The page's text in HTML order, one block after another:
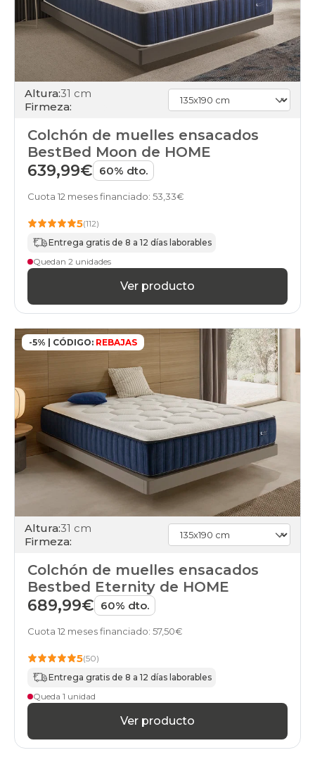
Altura:31 cm
Firmeza:
Colchón de muelles ensacados
BestBed Moon de HOME
639,99€ 60% dto.
Cuota 12 meses financiado: 53,33€
5(112)
Entrega gratis de 8 a 12 días laborables
Quedan 2 unidades
Ver producto
-5% | CÓDIGO: REBAJAS
Altura:31 cm
Firmeza:
Colchón de muelles ensacados
Bestbed Eternity de HOME
689,99€ 60% dto.
Cuota 12 meses financiado: 57,50€
5(50)
Entrega gratis de 8 a 12 días laborables
Queda 1 unidad
Ver producto